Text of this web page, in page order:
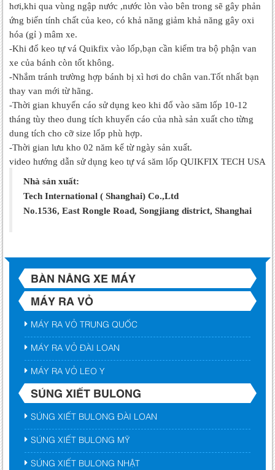
hơi,khi qua vùng ngập nước ,nước lòn vào bên trong sẽ gây phản
ứng biến tính chất của keo, có khả năng giảm khả năng gây oxi
hóa (gỉ ) mâm xe.
-Khi đổ keo tự vá Quikfix vào lốp,bạn cần kiểm tra bộ phận van
xe của bánh còn tốt không.
-Nhắm tránh trường hợp bánh bị xì hơi do chân van.Tốt nhất bạn
thay van mới từ hãng.
-Thời gian khuyến cáo sử dụng keo khi đổ vào săm lốp 10-12
tháng tùy theo dung tích khuyến cáo của nhà sản xuất cho từng
dung tích cho cỡ size lốp phù hợp.
-Thời gian lưu kho 02 năm kể từ ngày sản xuất.
video hướng dẫn sử dụng keo tự vá săm lốp QUIKFIX TECH USA
Nhà sản xuất:
Tech International ( Shanghai) Co.,Ltd
No.1536, East Rongle Road, Songjiang district, Shanghai
BÀN NÂNG XE MÁY
MÁY RA VỎ
MÁY RA VỎ TRUNG QUỐC
MÁY RA VỎ ĐÀI LOAN
MÁY RA VỎ LEO Y
SÚNG XIẾT BULONG
SÚNG XIẾT BULONG ĐÀI LOAN
SÚNG XIẾT BULONG MỸ
SÚNG XIẾT BULONG NHẬT